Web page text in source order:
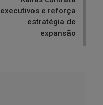
executivos e reforça
estratégia de
expansão